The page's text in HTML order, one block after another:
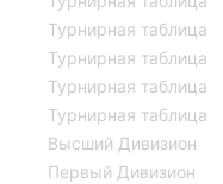
Турнирная таблица
Турнирная таблица
Турнирная таблица
Турнирная таблица
Высший Дивизион
Первый Дивизион